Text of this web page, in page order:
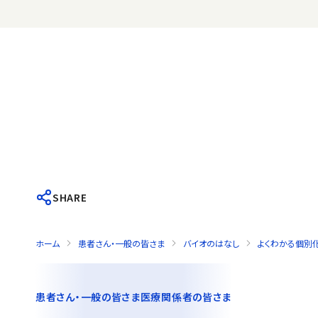
SHARE
ホーム 患者さん・一般の皆さま バイオのはなし よくわかる個別
患者さん・一般の皆さま医療関係者の皆さま